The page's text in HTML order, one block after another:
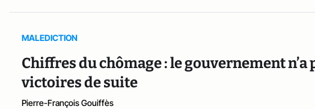
MALEDICTION
Chiffres du chômage : le gouvernement
victoires de suite
Pierre-François Gouiffès